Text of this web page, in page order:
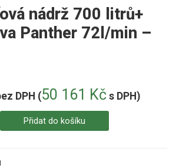
nádrž 700 litrů+
Panther 72l/min –
DPH (50 161 Kč s DPH)
Přidat do košíku